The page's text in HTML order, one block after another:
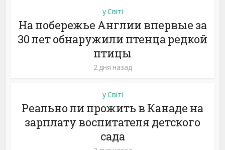
у Світі
На побережье Англии впервые за
30 лет обнаружили птенца редкой
птицы
2 дня назад
у Світі
Реально ли прожить в Канаде на
зарплату воспитателя детского
сада